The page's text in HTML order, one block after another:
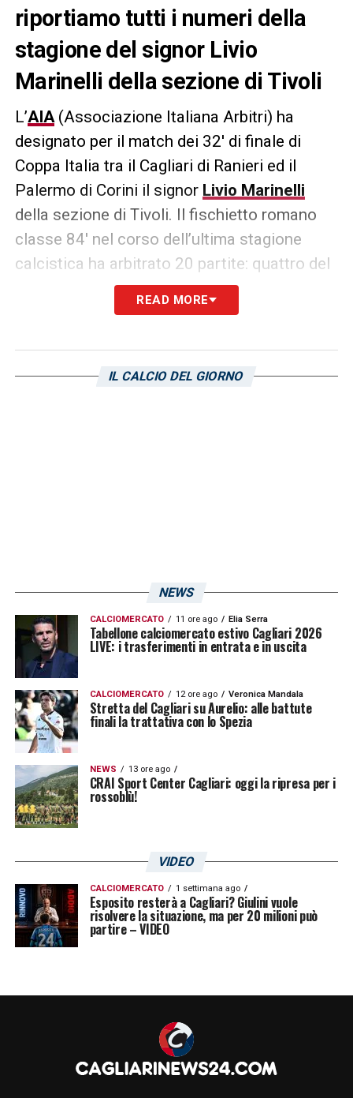
riportiamo tutti i numeri della
stagione del signor Livio
Marinelli della sezione di Tivoli
L’AIA (Associazione Italiana Arbitri) ha
designato per il match dei 32′ di finale di
Coppa Italia tra il Cagliari di Ranieri ed il
Palermo di Corini il signor Livio Marinelli
della sezione di Tivoli. Il fischietto romano
classe 84′ nel corso dell’ultima stagione
calcistica ha arbitrato 20 partite: quattro del
campionato di Serie B, quattordici di Serie A,
una di Coppa Italia ed una di Protathlima
cartellini gialli, 2 secondi gialli, 2 rossi e 9
READ MORE
IL CALCIO DEL GIORNO
NEWS
CALCIOMERCATO 11 ore ago Elia Serra
Tabellone calciomercato estivo Cagliari 2026
LIVE: i trasferimenti in entrata e in uscita
CALCIOMERCATO 12 ore ago Veronica Mandala
Stretta del Cagliari su Aurelio: alle battute
finali la trattativa con lo Spezia
NEWS 13 ore ago
CRAI Sport Center Cagliari: oggi la ripresa per i
rossoblù!
VIDEO
CALCIOMERCATO 1 settimana ago
Esposito resterà a Cagliari? Giulini vuole
risolvere la situazione, ma per 20 milioni può
partire – VIDEO